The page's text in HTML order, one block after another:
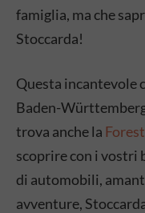
famiglia, ma che
Stoccarda!
Questa incantevole
Baden-
trova anche la
scoprire con i vostri
di automobili,
avventure,